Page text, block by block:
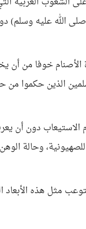
الله عليه وسلم)
خوفا من أن
الذين حكموا
الاستيعاب دون أن
وحالة
مثل هذه